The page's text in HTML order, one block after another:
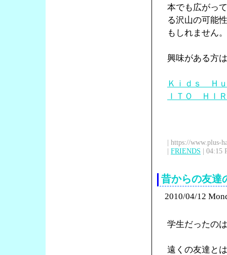
本でも広がっ
る沢山の可能
もしれません。
興味がある方
Ｋｉｄｓ Ｈ
ＩＴＯ ＨＩ
| https://www.plus-
| FRIENDS | 04:15
昔からの友達
2010/04/12
学生だったの
遠くの友達と